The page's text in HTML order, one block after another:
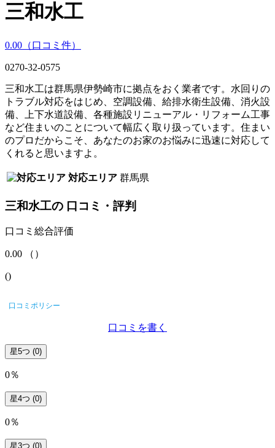
三和水工
0.00 （口コミ 件）
0270-32-0575
三和水工は群馬県伊勢崎市に拠点をおく業者です。水回りの
トラブル対応をはじめ、空調設備、給排水衛生設備、消火設
備、上下水道設備、各種施設リニューアル・リフォーム工事
など住まいのことについて幅広く取り扱っています。住まい
のプロだからこそ、あなたのお家のお悩みに迅速に対応して
くれると思いますよ。
対応エリア 群馬県
三和水工の 口コミ・評判
口コミ総合評価
0.00 （ ）
()
口コミポリシー
口コミを書く
星5つ (0)
0％
星4つ (0)
0％
星3つ (0)